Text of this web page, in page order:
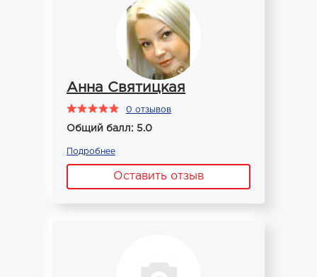
Анна Святицкая
0 отзывов
Общий балл: 5.0
Подробнее
Оставить отзыв